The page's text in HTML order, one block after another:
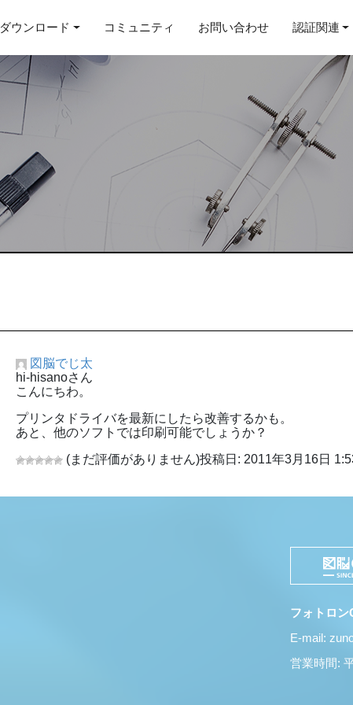
ダウンロード コミュニティ お問い合わせ 認証関連
図脳でじ太
hi-hisanoさん
こんにちわ。
プリンタドライバを最新にしたら改善するかも。
あと、他のソフトでは印刷可能でしょうか？
(まだ評価がありません)投稿日: 2011年3月16日
フォトロ
E-mail:
営業時間: